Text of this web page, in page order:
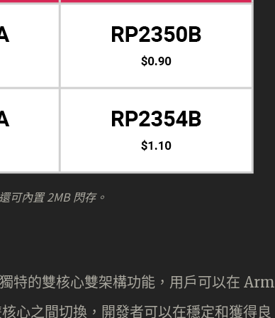
可內置 2MB 閃存。
特的雙核心雙架構功能，用戶可以在 Arm
心之間切換，開發者可以在穩定和獲得良